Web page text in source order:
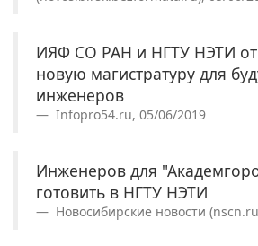
ИЯФ СО РАН и НГТУ НЭТИ
новую магистратуру для
инженеров
Infopro54.ru, 05/06/2019
Инженеров для
готовить в НГТУ НЭТИ
Новосибирские новости